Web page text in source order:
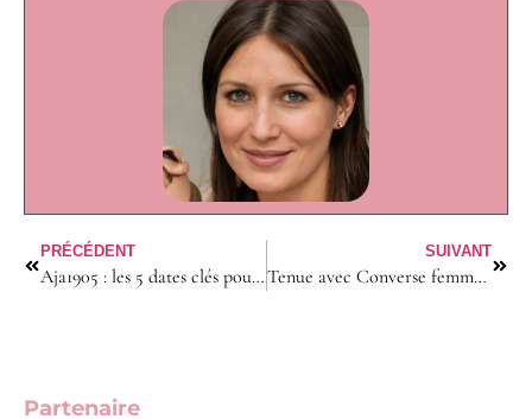
PRÉCÉDENT
Aja1905 : les 5 dates clés pour comprendre l’héritage du club
SUIVANT
Tenue avec Converse femme : les 10 inspirations pour un style moderne
Partenaire